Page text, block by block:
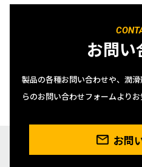
お問い
製品の各種お問い合わせや、潤
らのお問い合わせフォームより
お問